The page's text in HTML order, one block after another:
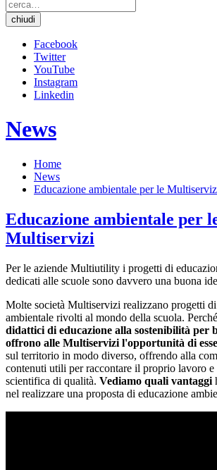
chiudi
Facebook
Twitter
YouTube
Instagram
Linkedin
News
Home
News
Educazione ambientale per le
Educazione ambientale per
Multiservizi
Per le aziende Multiutility i progetti di
dedicati alle scuole sono davvero una buona
Molte società Multiservizi realizzano progetti
ambientale rivolti al mondo della scuola.
didattici di educazione alla sostenibilità per
offrono alle Multiservizi l'opportunità di
sul territorio in modo diverso, offrendo alla
contenuti utili per raccontare il proprio lavoro
scientifica di qualità. Vediamo quali vantaggi
nel realizzare una proposta di educazione